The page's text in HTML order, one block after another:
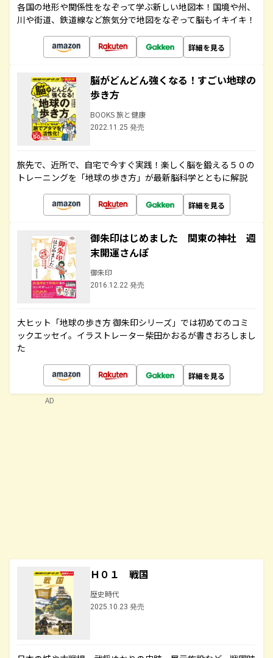
各国の地形や関係性をなぞって学ぶ新しい地図本！国境や州、
川や街道、鉄道線など旅気分で地図をなぞって脳もイキイキ！
詳細を見る
脳がどんどん強くなる！すごい地球の
歩き方
BOOKS 旅と健康
2022.11.25 発売
旅先で、近所で、自宅で今すぐ実践！楽しく脳を鍛える５０の
トレーニングを「地球の歩き方」が最新脳科学とともに解説
詳細を見る
御朱印はじめました 関東の神社 週
末開運さんぽ
御朱印
2016.12.22 発売
大ヒット「地球の歩き方 御朱印シリーズ」では初めてのコミ
ックエッセイ。イラストレーター柴田かおるが書きおろしまし
た
詳細を見る
Ｈ０１ 戦国
歴史時代
2025.10.23 発売
AD